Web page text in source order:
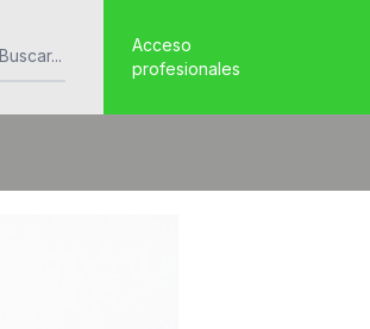
Acceso
profesionales